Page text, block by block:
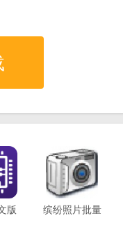
版
缤纷照片批量